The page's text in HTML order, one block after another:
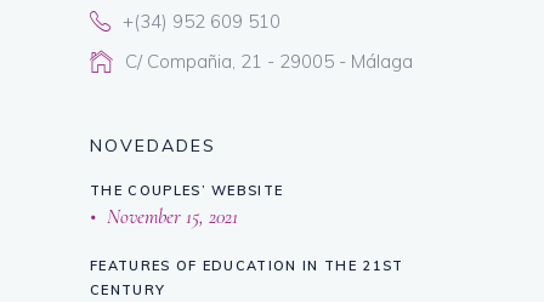
+(34) 952 609 510
C/ Compañia, 21 - 29005 - Málaga
NOVEDADES
THE COUPLES’ WEBSITE
November 15, 2021
FEATURES OF EDUCATION IN THE 21ST
CENTURY